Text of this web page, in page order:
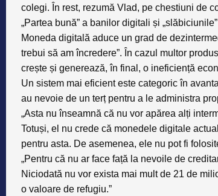
colegi. În rest, rezumă Vlad, pe chestiuni de
„Partea bună” a banilor digitali și
Moneda digitală aduce un grad de
trebui să am încredere”. În cazul multor
crește și generează, în final, o ineficiență
Un sistem mai eficient este categoric în
au nevoie de un terț pentru a le administra
„Asta nu înseamnă că nu vor apărea alți
Totuși, el nu crede că monedele digitale
pentru asta. De asemenea, ele nu pot fi
„Pentru că nu ar face față la nevoile de
Niciodată nu vor exista mai mult de 21 de
o valoare de refugiu.”